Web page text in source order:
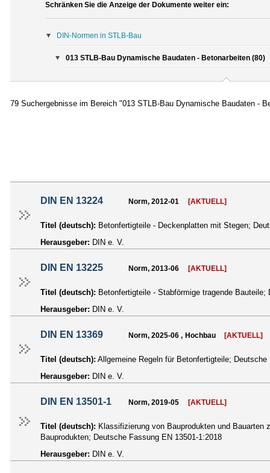
Schränken Sie die Anzeige der Dokumente weiter ein:
DIN-Normen in STLB-Bau
013 STLB-Bau Dynamische Baudaten - Betonarbeiten (80)
79 Suchergebnisse im Bereich "013 STLB-Bau Dynamische Baudaten -
DIN EN 13224 Norm, 2012-01 [AKTUELL]
Titel (deutsch): Betonfertigteile - Deckenplatten mit Stegen;
Herausgeber: DIN e. V.
DIN EN 13225 Norm, 2013-06 [AKTUELL]
Titel (deutsch): Betonfertigteile - Stabförmige tragende
Herausgeber: DIN e. V.
DIN EN 13369 Norm, 2025-06 , Hochbau [AKTUELL]
Titel (deutsch): Allgemeine Regeln für Betonfertigteile;
Herausgeber: DIN e. V.
DIN EN 13501-1 Norm, 2019-05 [AKTUELL]
Titel (deutsch): Klassifizierung von Bauprodukten und
Bauprodukten; Deutsche Fassung EN 13501-1:2018
Herausgeber: DIN e. V.